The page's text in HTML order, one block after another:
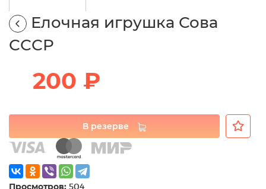
Елочная игрушка Сова
СССР
200 ₽
В резерве
Просмотров: 504